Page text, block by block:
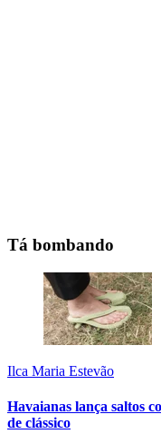
Tá bombando
Ilca Maria Estevão
Havaianas lança saltos
de clássico